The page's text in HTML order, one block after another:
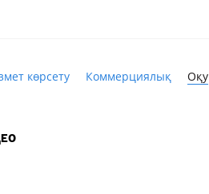
көрсету Коммерциялық Оқу